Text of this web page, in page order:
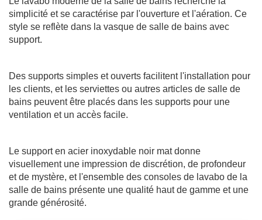
simplicité et se caractérise par l'ouverture et l'aération. Ce
style se reflète dans la vasque de salle de bains avec
support.
Des supports simples et ouverts facilitent l'installation pour
les clients, et les serviettes ou autres articles de salle de
bains peuvent être placés dans les supports pour une
ventilation et un accès facile.
Le support en acier inoxydable noir mat donne
visuellement une impression de discrétion, de profondeur
et de mystère, et l'ensemble des consoles de lavabo de la
salle de bains présente une qualité haut de gamme et une
grande générosité.